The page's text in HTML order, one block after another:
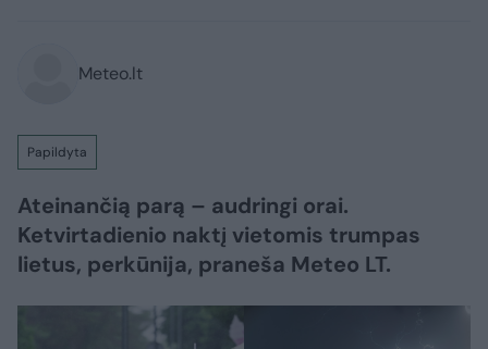
Meteo.lt
Papildyta
Ateinančią parą – audringi orai.
Ketvirtadienio naktį vietomis trumpas
lietus, perkūnija, praneša Meteo LT.